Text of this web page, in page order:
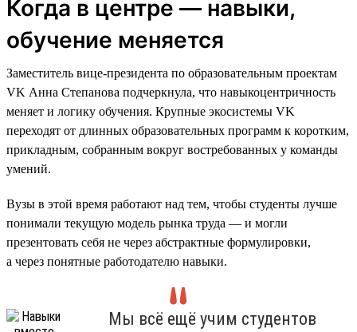
Когда в центре — навыки,
обучение меняется
Заместитель вице-президента по образовательным проектам
VK Анна Степанова подчеркнула, что навыкоцентричность
меняет и логику обучения. Крупные экосистемы VK
переходят от длинных образовательных программ к коротким,
прикладным, собранным вокруг востребованных у команды
умений.
Вузы в этой время работают над тем, чтобы студенты лучше
понимали текущую модель рынка труда — и могли
презентовать себя не через абстрактные формулировки,
а через понятные работодателю навыки.
Мы всё ещё учим студентов